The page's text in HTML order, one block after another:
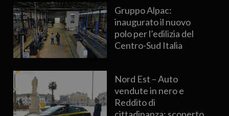
Gruppo Alpac:
inaugurato il nuovo
polo per l’edilizia del
Centro-Sud Italia
Nord Est – Auto
vendute in nero e
Reddito di